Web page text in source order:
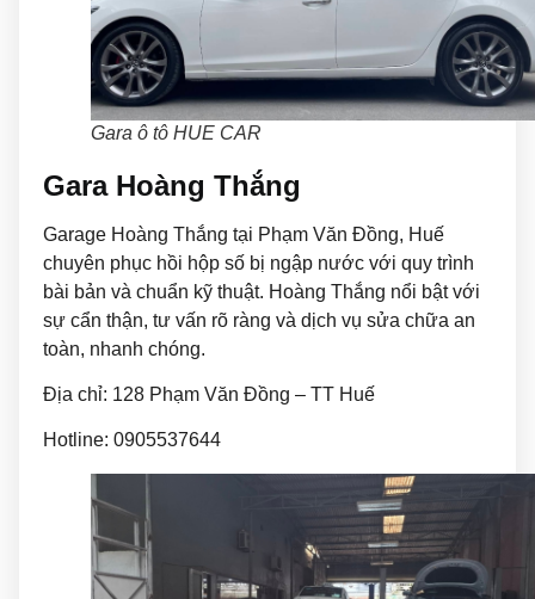
Gara ô tô HUE CAR
Gara Hoàng Thắng
Garage Hoàng Thắng tại Phạm Văn Đồng, Huế
chuyên phục hồi hộp số bị ngập nước với quy trình
bài bản và chuẩn kỹ thuật. Hoàng Thắng nổi bật với
sự cẩn thận, tư vấn rõ ràng và dịch vụ sửa chữa an
toàn, nhanh chóng.
Địa chỉ: 128 Phạm Văn Đồng – TT Huế
Hotline: 0905537644